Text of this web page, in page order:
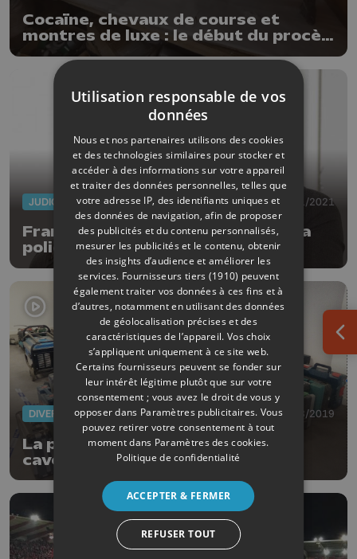
Cocaïne, chevaux de course et
montres de luxe : le début du procès
"Phamarceutica"
JUDICIAIRE 20/01/2021
François Fornieri auditionné par la
police
DIVERS 01/08/2019
La police de Liège découvre une
caverne d'Ali Baba
Utilisation responsable de vos
données
Nous et nos partenaires utilisons des cookies
et des technologies similaires pour stocker et
accéder à des informations sur votre appareil
et traiter des données personnelles, telles que
votre adresse IP, des identifiants uniques et
des données de navigation, afin de proposer
des publicités et du contenu personnalisés,
mesurer les publicités et le contenu, obtenir
des insights d’audience et améliorer les
services. Fournisseurs tiers (1910) peuvent
également traiter vos données à ces fins et à
d’autres, notamment en utilisant des données
de géolocalisation précises et des
caractéristiques de l’appareil. Vos choix
s’appliquent uniquement à ce site web.
Certains fournisseurs peuvent se fonder sur
leur intérêt légitime plutôt que sur votre
consentement ; vous avez le droit de vous y
opposer dans Paramètres publicitaires. Vous
pouvez retirer votre consentement à tout
moment dans Paramètres des cookies.
Politique de confidentialité
ACCEPTER & FERMER
REFUSER TOUT